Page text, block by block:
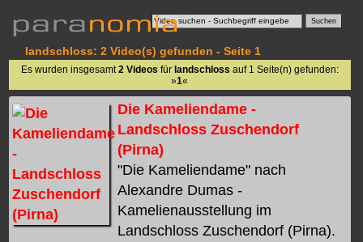
landschloss: 2 Video(s) gefunden - Seite 1
Es wurden insgesamt 2 Videos für landschloss auf 1 Seite(n) gefunden:
»1«
Die Kameliendame -
Landschloss Zuschendorf
(Pirna)
"Die Kameliendame" nach
Alexandre Dumas -
Kamelienausstellung im
Landschloss Zuschendorf (Pirna).